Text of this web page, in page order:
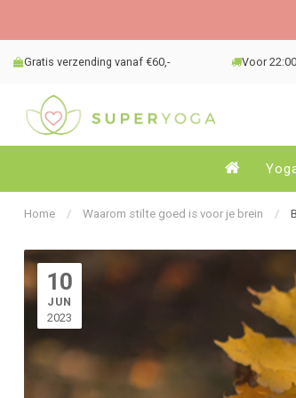
Gratis verzending vanaf €60,- Voor
Home / Waarom stilte goed is voor je brein /
10
JUN
2023